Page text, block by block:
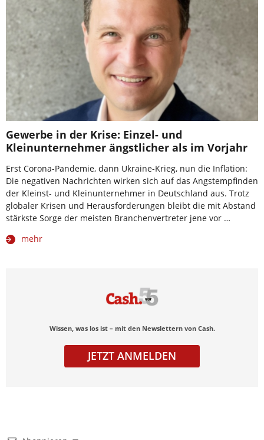
Gewerbe in der Krise: Einzel- und
Kleinunternehmer ängstlicher als im Vorjahr
Erst Corona-Pandemie, dann Ukraine-Krieg, nun die Inflation:
Die negativen Nachrichten wirken sich auf das Angstempfinden
der Kleinst- und Kleinunternehmer in Deutschland aus. Trotz
globaler Krisen und Herausforderungen bleibt die mit Abstand
stärkste Sorge der meisten Branchenvertreter jene vor …
mehr
Wissen, was los ist – mit den Newslettern von Cash.
JETZT ANMELDEN